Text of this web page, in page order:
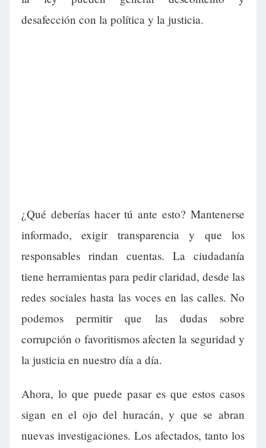
desafección con la política y la justicia.
¿Qué deberías hacer tú ante esto? Mantenerse
informado, exigir transparencia y que los
responsables rindan cuentas. La ciudadanía
tiene herramientas para pedir claridad, desde las
redes sociales hasta las voces en las calles. No
podemos permitir que las dudas sobre
corrupción o favoritismos afecten la seguridad y
la justicia en nuestro día a día.
Ahora, lo que puede pasar es que estos casos
sigan en el ojo del huracán, y que se abran
nuevas investigaciones. Los afectados, tanto los